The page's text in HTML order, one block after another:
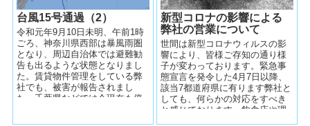
台風15号通過（2）
令和元年9月10日未明、午前1時
ごろ、神奈川県西部は暴風雨圏
となり、周辺自治体では避難勧
告も出るような状態となりまし
た。賃貸物件管理をしている弊
社でも、被害が報告されまし
た。千葉県などでは今現在も停
新型コロナの影響による
弊社の営業について
世間は新型コロナウィルスの影
響により、皆様ご存知の通り様
子が変わっております。緊急事
態宣言を発令した4月7日以降、
該当7都道府県に有ります弊社と
しても、何らかの対応をすべき
と感じております。飲食店や理